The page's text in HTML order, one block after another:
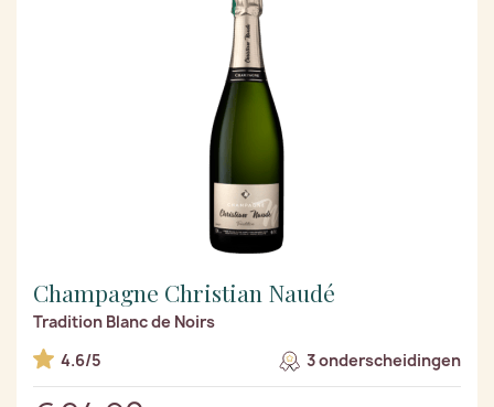
Champagne Christian Naudé
Tradition Blanc de Noirs
4.6/5
3 onderscheidingen